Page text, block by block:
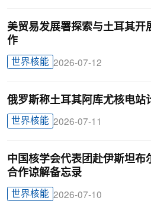
美贸易发展署探索与土耳其开
作
世界核能 2026-07-12
俄罗斯称土耳其阿库尤核电站
世界核能 2026-07-11
中国核学会代表团赴伊斯坦布
合作谅解备忘录
世界核能 2026-07-10